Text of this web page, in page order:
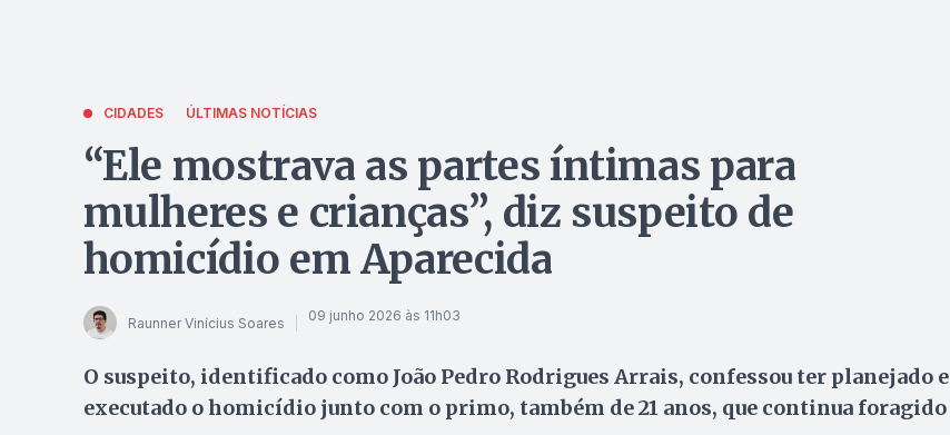
CIDADES ÚLTIMAS NOTÍCIAS
“Ele mostrava as partes íntimas para
mulheres e crianças”, diz suspeito de
homicídio em Aparecida
Raunner Vinícius Soares 09 junho 2026 às 11h03
O suspeito, identificado como João Pedro Rodrigues Arrais, confessou ter planejado e
executado o homicídio junto com o primo, também de 21 anos, que continua foragido